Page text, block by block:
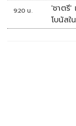
9:20 น.
'ชาตรี'
โบนัส